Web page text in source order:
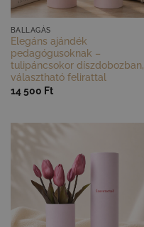
GYORS NÉZET
BALLAGÁS
Elegáns ajándék
pedagógusoknak –
tulipáncsokor díszdobozban,
választható felirattal
14 500 Ft